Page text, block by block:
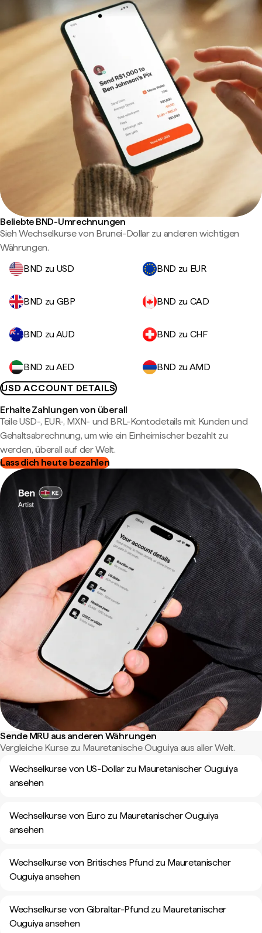
Beliebte BND-Umrechnungen
Sieh Wechselkurse von Brunei-Dollar zu anderen wichtigen
Währungen.
BND zu USD
BND zu EUR
BND zu GBP BND zu CAD
BND zu AUD BND zu CHF
BND zu AED
BND zu AMD
USD ACCOUNT DETAILS
Erhalte Zahlungen von überall
Teile USD-, EUR-, MXN- und BRL-Kontodetails mit Kunden und
Gehaltsabrechnung, um wie ein Einheimischer bezahlt zu
werden, überall auf der Welt.
Lass dich heute bezahlen
Sende MRU aus anderen Währungen
Vergleiche Kurse zu Mauretanische Ouguiya aus aller Welt.
Wechselkurse von US-Dollar zu Mauretanischer Ouguiya
ansehen
Wechselkurse von Euro zu Mauretanischer Ouguiya
ansehen
Wechselkurse von Britisches Pfund zu Mauretanischer
Ouguiya ansehen
Wechselkurse von Gibraltar-Pfund zu Mauretanischer
Ouguiya ansehen